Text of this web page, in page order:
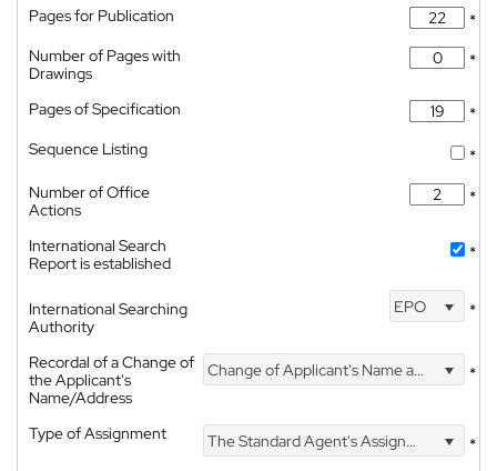
Pages for Publication
*
Number of Pages with
Drawings
*
Pages of Specification
*
Sequence Listing
*
Number of Office
Actions
*
International Search
Report is established
*
International Searching
Authority
EPO *
Recordal of a Change of
the Applicant's
Name/Address
Change of Applicant's Name and Address *
Type of Assignment The Standard Agent's Assignment *